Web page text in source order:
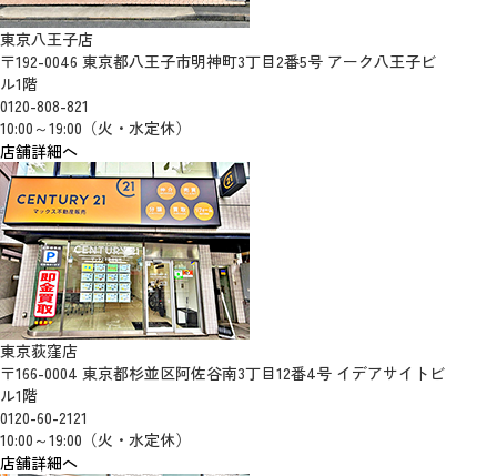
東京八王子店
〒192-0046 東京都八王子市明神町3丁目2番5号 アーク八王子ビ
ル1階
0120-808-821
10:00～19:00（火・水定休）
店舗詳細へ
東京荻窪店
〒166-0004 東京都杉並区阿佐谷南3丁目12番4号 イデアサイトビ
ル1階
0120-60-2121
10:00～19:00（火・水定休）
店舗詳細へ